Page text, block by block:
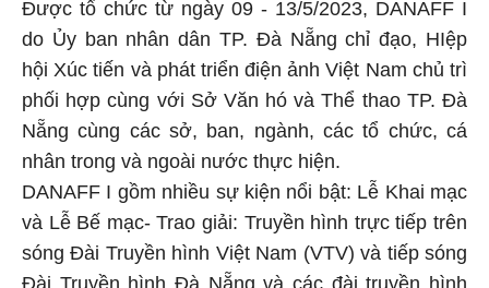
Được tổ chức từ ngày 09 - 13/5/2023, DANAFF I
do Ủy ban nhân dân TP. Đà Nẵng chỉ đạo, HIệp
hội Xúc tiến và phát triển điện ảnh Việt Nam chủ trì
phối hợp cùng với Sở Văn hó và Thể thao TP. Đà
Nẵng cùng các sở, ban, ngành, các tổ chức, cá
nhân trong và ngoài nước thực hiện.
DANAFF I gồm nhiều sự kiện nổi bật: Lễ Khai mạc
và Lễ Bế mạc- Trao giải: Truyền hình trực tiếp trên
sóng Đài Truyền hình Việt Nam (VTV) và tiếp sóng